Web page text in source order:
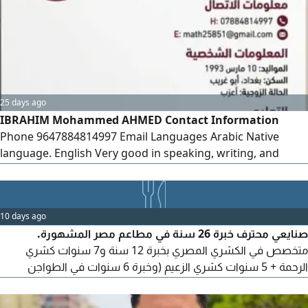
25 days ago
IBRAHIM Mohammed AHMED Contact Information
Phone 9647884814997 Email Languages Arabic Native
language. English Very good in speaking, writing, and
reading. Personal Information Date of Birth March 10,
1993 Education Bachelor's Degree in Mathematics
University of Diyala - Graduated Worked as a Mathematics
Lecturer for two years
10 days ago
صنايعي محترف خبرة 26 سنة في مطاعم مصر المشهورة.
متخصص في الكشري المصري بخبرة 12 سنة و7 سنوات كشري
الرحمة + 5 سنوات كشري الزعيم (وخبرة 6 سنوات في الطواجن
والاكلات الشعبية بمطاعم جاد، وخبرة 8 سنوات في الجريل والشوي
بمطاعم مؤمن. أتقن التسوية والتحضير والتجهيز والنظافة